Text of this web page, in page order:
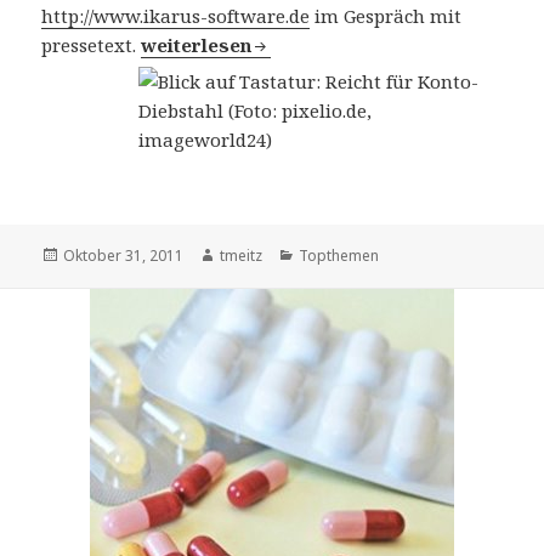
http://www.ikarus-software.de im Gespräch mit
pressetext. Facebook: Jeden Tag 600.000 Konten
weiterlesen
Veröffentlicht
Oktober 31, 2011 Autor
tmeitz Kategorien
Topthemen